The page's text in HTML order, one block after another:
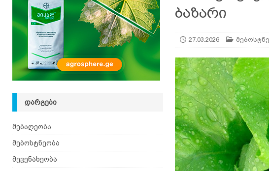
ბაზარი
27.03.2026
ᲓᲐᲠᲒᲔᲑᲘ
მებაღეობა
მებოსტნეობა
მევენახეობა